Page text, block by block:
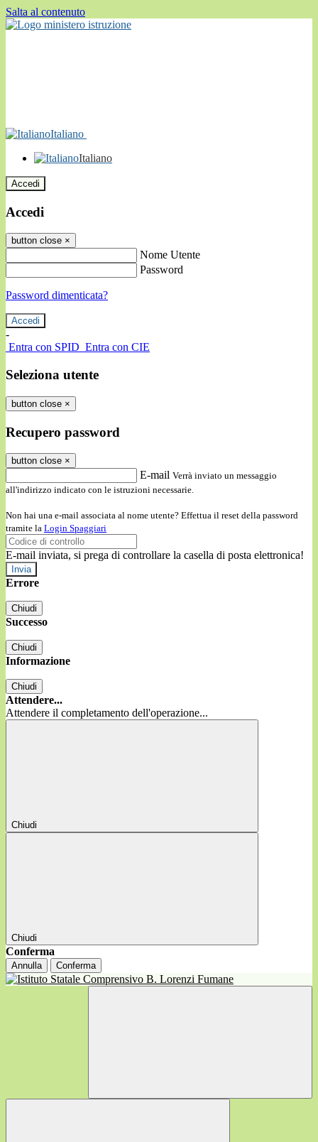
Salta al contenuto
Italiano
Italiano
Accedi
Accedi
button close ×
Nome Utente
Password
Password dimenticata?
-
Entra con SPID Entra con CIE
Seleziona utente
button close ×
Recupero password
button close ×
E-mail Verrà inviato un messaggio
all'indirizzo indicato con le istruzioni necessarie.
Non hai una e-mail associata al nome utente? Effettua il reset della password
tramite la Login Spaggiari
E-mail inviata, si prega di controllare la casella di posta elettronica!
Errore
Chiudi
Successo
Chiudi
Informazione
Chiudi
Attendere...
Attendere il completamento dell'operazione...
Chiudi
Chiudi
Conferma
Annulla Conferma